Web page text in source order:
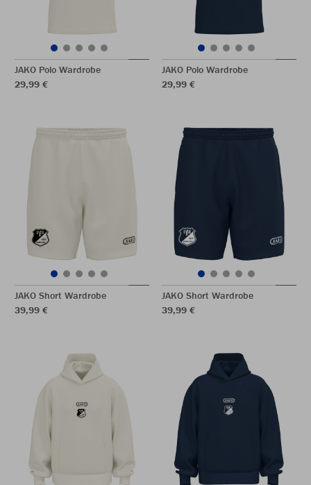
JAKO Polo Wardrobe
29,99 €
JAKO Polo Wardrobe
29,99 €
JAKO Short Wardrobe
39,99 €
JAKO Short Wardrobe
39,99 €